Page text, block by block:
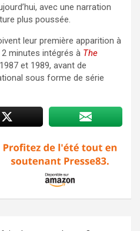
avec une narration
plus poussée.
leur première apparition à
minutes intégrés à The
et 1989, avant de
sous forme de série